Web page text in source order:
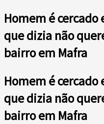
Homem é
que dizia não
bairro em Mafra
Homem é
que dizia não
bairro em Mafra